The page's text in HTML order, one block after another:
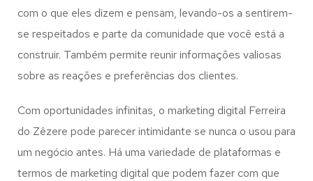
com o que eles dizem e pensam, levando-os a sentirem-
se respeitados e parte da comunidade que você está a
construir. Também permite reunir informações valiosas
sobre as reações e preferências dos clientes.
Com oportunidades infinitas, o marketing digital Ferreira
do Zêzere pode parecer intimidante se nunca o usou para
um negócio antes. Há uma variedade de plataformas e
termos de marketing digital que podem fazer com que